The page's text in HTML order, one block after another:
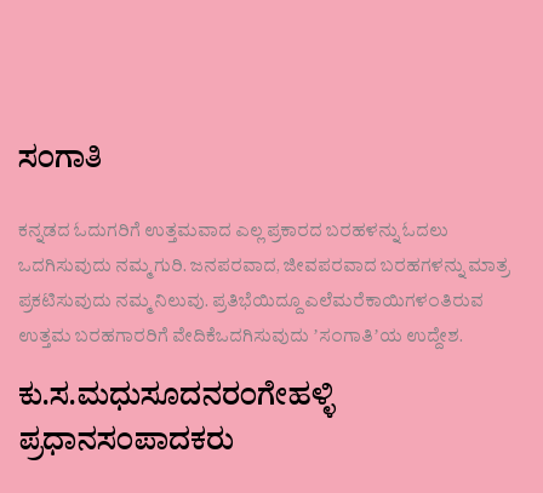
ಸಂಗಾತಿ
ಕನ್ನಡದ ಓದುಗರಿಗೆ ಉತ್ತಮವಾದ ಎಲ್ಲ ಪ್ರಕಾರದ ಬರಹಳನ್ನು ಓದಲು
ಒದಗಿಸುವುದು ನಮ್ಮ ಗುರಿ. ಜನಪರವಾದ, ಜೀವಪರವಾದ ಬರಹಗಳನ್ನು ಮಾತ್ರ
ಪ್ರಕಟಿಸುವುದು ನಮ್ಮ ನಿಲುವು. ಪ್ರತಿಭೆಯಿದ್ದೂ ಎಲೆಮರೆಕಾಯಿಗಳಂತಿರುವ
ಉತ್ತಮ ಬರಹಗಾರರಿಗೆ ವೇದಿಕೆಒದಗಿಸುವುದು ʼಸಂಗಾತಿʼಯ ಉದ್ದೇಶ.
ಕು.ಸ.ಮಧುಸೂದನರಂಗೇಹಳ್ಳಿ
ಪ್ರಧಾನಸಂಪಾದಕರು